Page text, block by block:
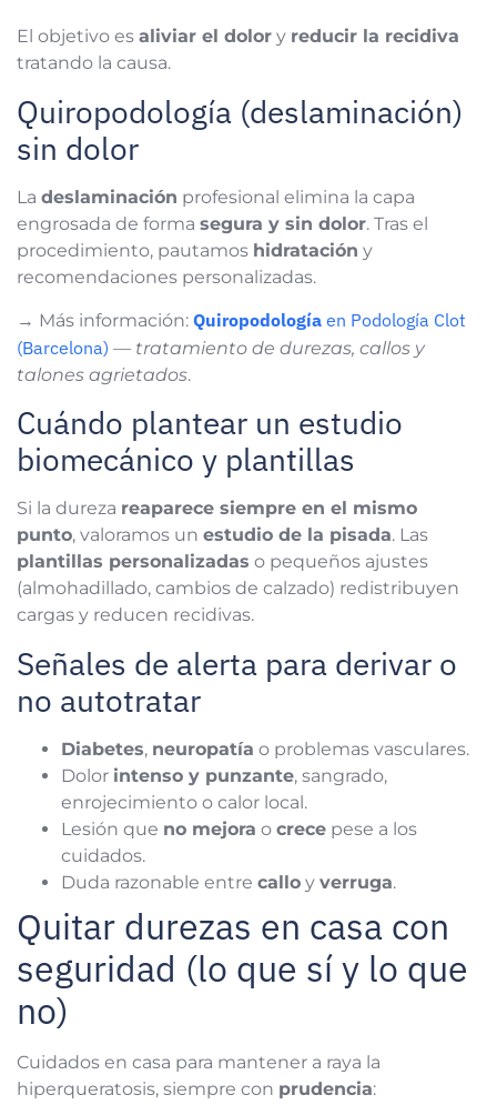
El objetivo es aliviar el dolor y reducir la recidiva
tratando la causa.
Quiropodología (deslaminación)
sin dolor
La deslaminación profesional elimina la capa
engrosada de forma segura y sin dolor. Tras el
procedimiento, pautamos hidratación y
recomendaciones personalizadas.
→ Más información: Quiropodología en Podología Clot
(Barcelona) — tratamiento de durezas, callos y
talones agrietados.
Cuándo plantear un estudio
biomecánico y plantillas
Si la dureza reaparece siempre en el mismo
punto, valoramos un estudio de la pisada. Las
plantillas personalizadas o pequeños ajustes
(almohadillado, cambios de calzado) redistribuyen
cargas y reducen recidivas.
Señales de alerta para derivar o
no autotratar
Diabetes, neuropatía o problemas vasculares.
Dolor intenso y punzante, sangrado,
enrojecimiento o calor local.
Lesión que no mejora o crece pese a los
cuidados.
Duda razonable entre callo y verruga.
Quitar durezas en casa con
seguridad (lo que sí y lo que
no)
Cuidados en casa para mantener a raya la
hiperqueratosis, siempre con prudencia: